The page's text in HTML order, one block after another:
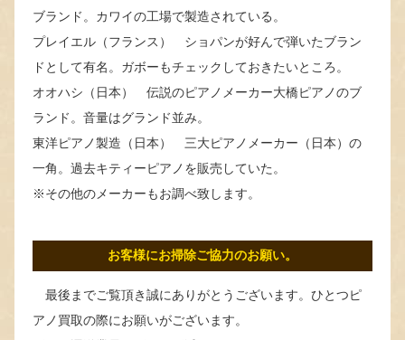
ブランド。カワイの工場で製造されている。
プレイエル（フランス） ショパンが好んで弾いたブラン
ドとして有名。ガボーもチェックしておきたいところ。
オオハシ（日本） 伝説のピアノメーカー大橋ピアノのブ
ランド。音量はグランド並み。
東洋ピアノ製造（日本） 三大ピアノメーカー（日本）の
一角。過去キティーピアノを販売していた。
※その他のメーカーもお調べ致します。
お客様にお掃除ご協力のお願い。
最後までご覧頂き誠にありがとうございます。ひとつピ
アノ買取の際にお願いがございます。